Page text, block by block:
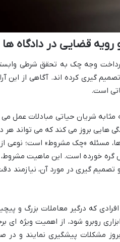
قضایی در دادگاه ها
وجه چک به تحقق شرطی
گیری کرده اند. آگاهی از این
است.
شریان حیاتی مبادلات عمل می
بروز می کند که می تواند هر
ها، مسئله «چک مشروط» است؛ نوعی
گره خورده است. این ماهیت
تصمیم گیری در مورد آن، نیازمند
که درگیر معاملات بزرگ و
روبرو شود، از اهمیت ویژه ای
مشکلات پیشگیری نمایند و در